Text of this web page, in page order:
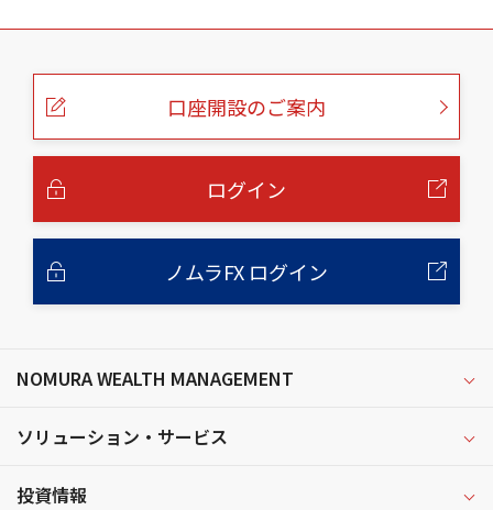
こ
口座開設のご案内
ログイン
ノムラFX ログイン
NOMURA WEALTH MANAGEMENT
ソリューション・サービス
投資情報